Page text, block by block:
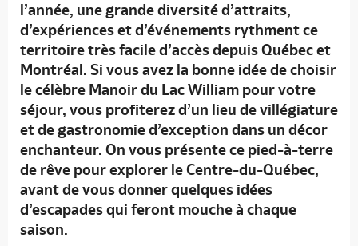
l’année, une grande diversité d’attraits,
d’expériences et d’événements rythment ce
territoire très facile d’accès depuis Québec et
Montréal. Si vous avez la bonne idée de choisir
le célèbre Manoir du Lac William pour votre
séjour, vous profiterez d’un lieu de villégiature
et de gastronomie d’exception dans un décor
enchanteur. On vous présente ce pied-à-terre
de rêve pour explorer le Centre-du-Québec,
avant de vous donner quelques idées
d’escapades qui feront mouche à chaque
saison.